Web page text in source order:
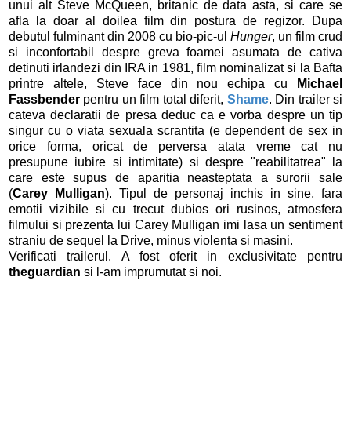
unui alt Steve McQueen, britanic de data asta, si care se
afla la doar al doilea film din postura de regizor. Dupa
debutul fulminant din 2008 cu bio-pic-ul Hunger, un film crud
si inconfortabil despre greva foamei asumata de cativa
detinuti irlandezi din IRA in 1981, film nominalizat si la Bafta
printre altele, Steve face din nou echipa cu
Michael
Fassbender pentru un film total diferit, Shame. Din trailer si
cateva declaratii de presa deduc ca e vorba despre un tip
singur cu o viata sexuala scrantita (e dependent de sex in
orice forma, oricat de perversa atata vreme cat nu
presupune iubire si intimitate) si despre "reabilitatrea" la
care este supus de aparitia neasteptata a surorii sale
(Carey Mulligan). Tipul de personaj inchis in sine, fara
emotii vizibile si cu trecut dubios ori rusinos, atmosfera
filmului si prezenta lui Carey Mulligan imi lasa un sentiment
straniu de sequel la Drive, minus violenta si masini.
Verificati trailerul. A fost oferit in exclusivitate pentru
theguardian si l-am imprumutat si noi.